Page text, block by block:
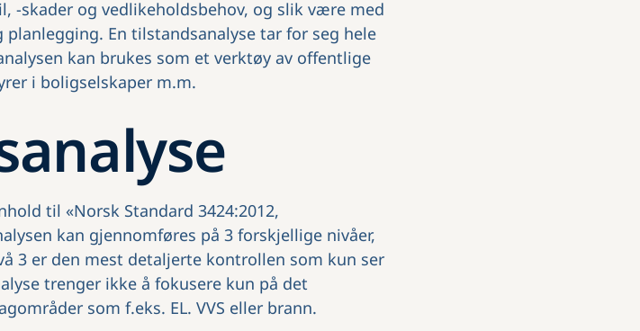
-skader og vedlikeholdsbehov, og slik være med
En tilstandsanalyse tar for seg hele
kan brukes som et verktøy av offentlige
i boligselskaper m.m.
til «Norsk Standard 3424:2012,
kan gjennomføres på 3 forskjellige nivåer,
3 er den mest detaljerte kontrollen som kun ser
trenger ikke å fokusere kun på det
som f.eks. EL. VVS eller brann.